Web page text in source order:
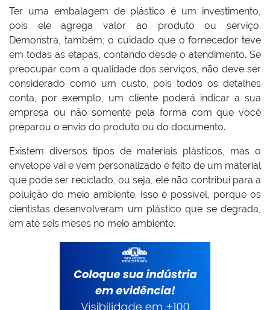
Ter uma embalagem de plástico é um investimento,
pois ele agrega valor ao produto ou serviço.
Demonstra, também, o cuidado que o fornecedor teve
em todas as etapas, contando desde o atendimento. Se
preocupar com a qualidade dos serviços, não deve ser
considerado como um custo, pois todos os detalhes
conta, por exemplo, um cliente poderá indicar a sua
empresa ou não somente pela forma com que você
preparou o envio do produto ou do documento.
Existem diversos tipos de materiais plásticos, mas o
envelope vai e vem personalizado é feito de um material
que pode ser reciclado, ou seja, ele não contribui para a
poluição do meio ambiente. Isso é possível, porque os
cientistas desenvolveram um plástico que se degrada,
em até seis meses no meio ambiente.